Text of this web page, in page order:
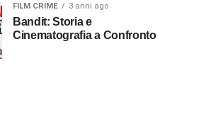
FILM CRIME 3 anni ago
Bandit: Storia e
Cinematografia a Confronto